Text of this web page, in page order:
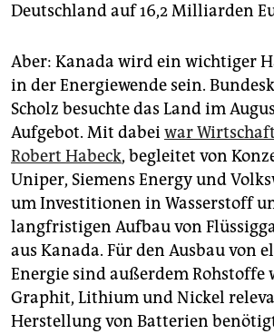
Deutschland auf 16,2 Milliarden
Aber: Kanada wird ein wichtiger
in der Energiewende sein.
Scholz besuchte das Land im
Aufgebot. Mit dabeiwar
Robert Habeck, begleitet von
Uniper, Siemens Energy und
um Investitionen in Wasserstoff
langfristigen Aufbau von
aus Kanada. Für den Ausbau von
Energie sind außerdem Rohstoffe
Graphit, Lithium und Nickel
Herstellung von Batterien